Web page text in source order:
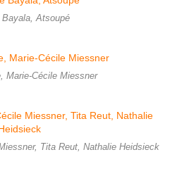
Bayala, Atsoupé
Marie-Cécile Miessner
Tita Reut, Nathalie Heidsieck